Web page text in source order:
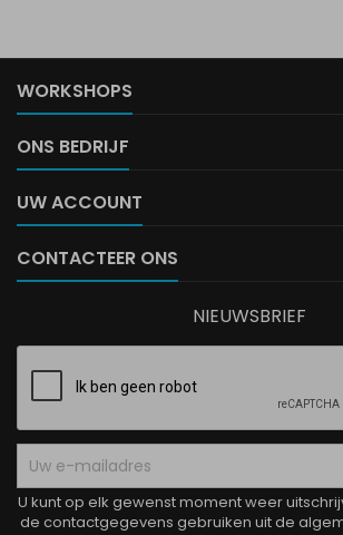
WORKSHOPS
ONS BEDRIJF
UW ACCOUNT
CONTACTEER ONS
NIEUWSBRIEF
U kunt op elk gewenst moment weer
de contactgegevens gebruiken uit de